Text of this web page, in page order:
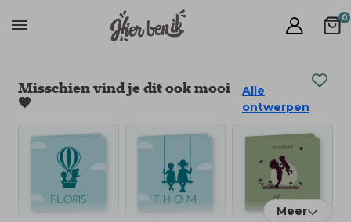
0
Misschien vind je dit ook mooi
🧡
Alle
ontwerpen
Meer